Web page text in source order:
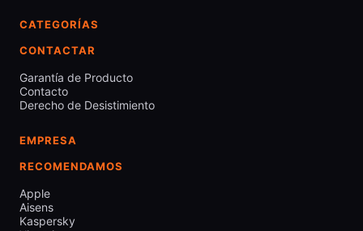
CATEGORÍAS
CONTACTAR
Garantía de Producto
Contacto
Derecho de Desistimiento
EMPRESA
RECOMENDAMOS
Apple
Aisens
Kaspersky